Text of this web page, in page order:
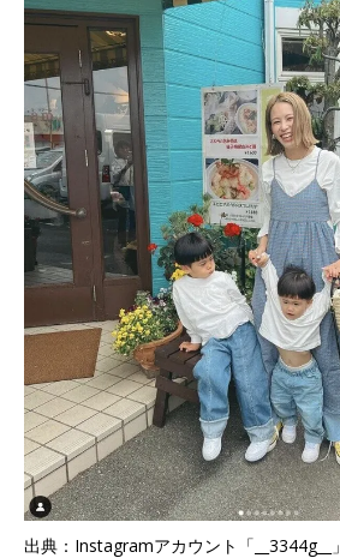
出典：Instagramアカウント「__3344g__」